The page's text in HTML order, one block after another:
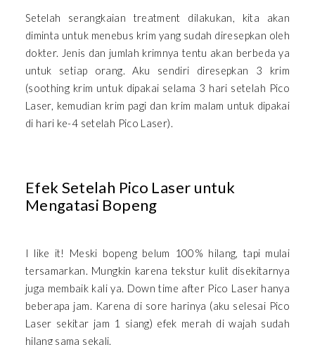
Setelah serangkaian treatment dilakukan, kita akan
diminta untuk menebus krim yang sudah diresepkan oleh
dokter. Jenis dan jumlah krimnya tentu akan berbeda ya
untuk setiap orang. Aku sendiri diresepkan 3 krim
(soothing krim untuk dipakai selama 3 hari setelah Pico
Laser, kemudian krim pagi dan krim malam untuk dipakai
di hari ke-4 setelah Pico Laser).
Efek Setelah Pico Laser untuk
Mengatasi Bopeng
I like it! Meski bopeng belum 100% hilang, tapi mulai
tersamarkan. Mungkin karena tekstur kulit disekitarnya
juga membaik kali ya. Down time after Pico Laser hanya
beberapa jam. Karena di sore harinya (aku selesai Pico
Laser sekitar jam 1 siang) efek merah di wajah sudah
hilang sama sekali.